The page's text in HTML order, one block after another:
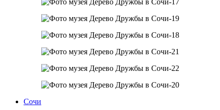
Сочи